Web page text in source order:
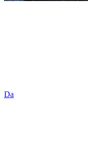
Da